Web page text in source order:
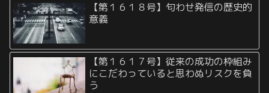
【第１６１８号】匂わせ発信の歴史的
意義
【第１６１７号】従来の成功の枠組み
にこだわっていると思わぬリスクを負
う